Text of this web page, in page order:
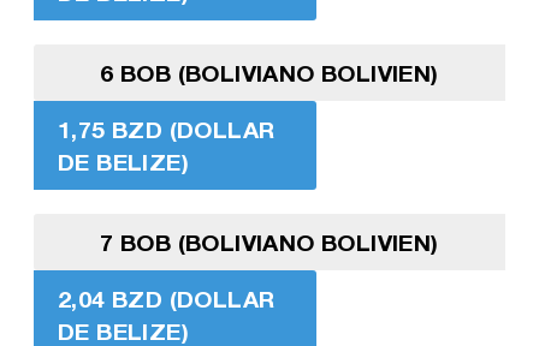
6 BOB (BOLIVIANO BOLIVIEN)
1,75 BZD (DOLLAR
DE BELIZE)
7 BOB (BOLIVIANO BOLIVIEN)
2,04 BZD (DOLLAR
DE BELIZE)